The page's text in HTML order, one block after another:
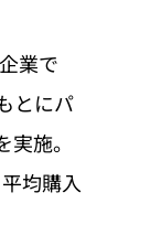
業で
とにパ
施。
均購入